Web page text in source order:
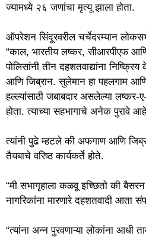
ज्यामध्ये २६ जणांचा मृत्यू झाला होता.
ऑपरेशन सिंदूरवरील चर्चेदरम्यान
“काल, भारतीय लष्कर, सीआरपीएफ
पोलिसांनी तीन दहशतवाद्यांना
आणि जिब्रान. सुलेमान हा पहलगाम
हल्ल्यांसाठी जबाबदार असलेल्या लष्कर-
होता. त्याच्या सहभागाचे अनेक पुरावे
त्यांनी पुढे म्हटले की अफगाण आणि
तैयबाचे वरिष्ठ कार्यकर्ते होते.
“मी सभागृहाला कळवू इच्छितो की
नागरिकांना मारणारे दहशतवादी आता
“त्यांना अन्न पुरवणाऱ्या लोकांना आधी